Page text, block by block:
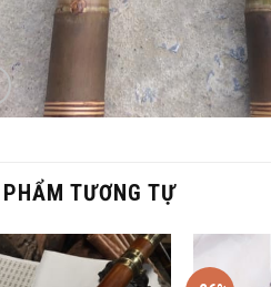
TƯƠNG TỰ